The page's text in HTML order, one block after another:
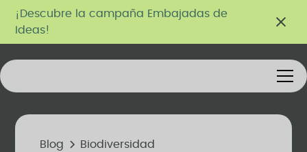
¡Descubre la campaña Embajadas de
Ideas!
Blog Biodiversidad